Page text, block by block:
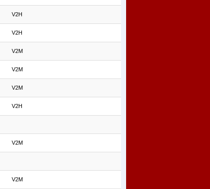
V2H
V2H
V2M
V2M
V2M
V2H
V2M
V2M